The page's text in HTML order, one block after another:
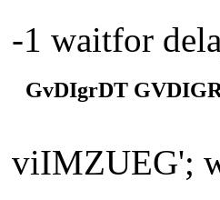
-1 waitfor
GvDIgrDT
viIMZUEG';